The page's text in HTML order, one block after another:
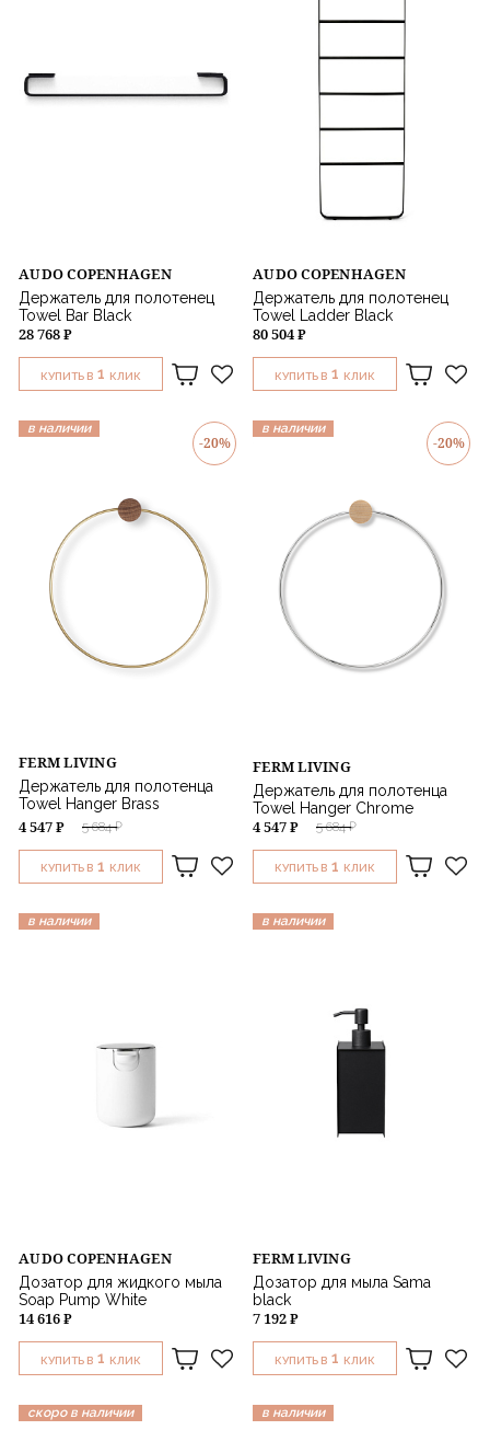
AUDO COPENHAGEN
Держатель для полотенец
Towel Bar Black
28 768 ₽
КУПИТЬ В 1 КЛИК
AUDO COPENHAGEN
Держатель для полотенец
Towel Ladder Black
80 504 ₽
КУПИТЬ В 1 КЛИК
в наличии
-20%
FERM LIVING
Держатель для полотенца
Towel Hanger Brass
5 684 ₽
4 547 ₽
КУПИТЬ В 1 КЛИК
в наличии
-20%
FERM LIVING
Держатель для полотенца
Towel Hanger Chrome
5 684 ₽
4 547 ₽
КУПИТЬ В 1 КЛИК
в наличии
AUDO COPENHAGEN
Дозатор для жидкого мыла
Soap Pump White
14 616 ₽
КУПИТЬ В 1 КЛИК
в наличии
FERM LIVING
Дозатор для мыла Sama
black
7 192 ₽
КУПИТЬ В 1 КЛИК
скоро в наличии в наличии